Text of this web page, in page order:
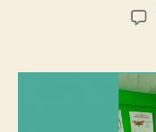
artikel